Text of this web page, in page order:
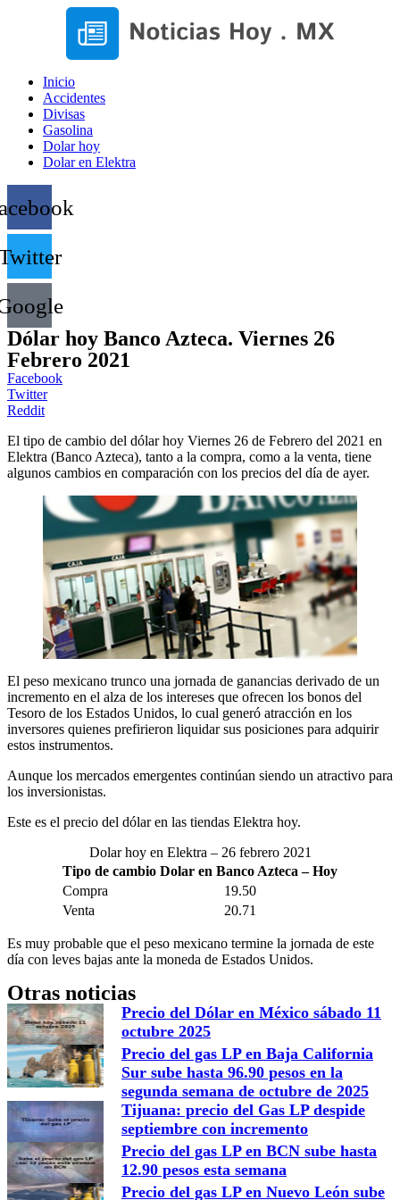
Inicio
Accidentes
Divisas
Gasolina
Dolar hoy
Dolar en Elektra
Dólar hoy Banco Azteca. Viernes 26
Febrero 2021
Facebook
Twitter
Reddit
El tipo de cambio del dólar hoy Viernes 26 de Febrero del 2021 en
Elektra (Banco Azteca), tanto a la compra, como a la venta, tiene
algunos cambios en comparación con los precios del día de ayer.
El peso mexicano trunco una jornada de ganancias derivado de un
incremento en el alza de los intereses que ofrecen los bonos del
Tesoro de los Estados Unidos, lo cual generó atracción en los
inversores quienes prefirieron liquidar sus posiciones para adquirir
estos instrumentos.
Aunque los mercados emergentes continúan siendo un atractivo para
los inversionistas.
Este es el precio del dólar en las tiendas Elektra hoy.
Dolar hoy en Elektra – 26 febrero 2021
Tipo de cambio Dolar en Banco Azteca – Hoy
Compra
19.50
Venta
20.71
Es muy probable que el peso mexicano termine la jornada de este
día con leves bajas ante la moneda de Estados Unidos.
Otras noticias
Precio del Dólar en México sábado 11
octubre 2025
Precio del gas LP en Baja California
Sur sube hasta 96.90 pesos en la
segunda semana de octubre de 2025
Tijuana: precio del Gas LP despide
septiembre con incremento
Precio del gas LP en BCN sube hasta
12.90 pesos esta semana
Precio del gas LP en Nuevo León sube